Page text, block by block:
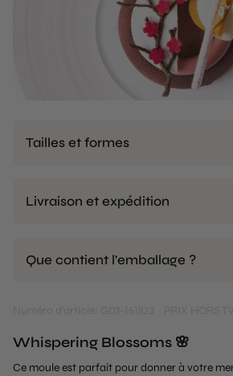
Tailles et formes
Livraison et expédition
Que contient l'emballage ?
Whispering Blossoms 🌸
Ce moule est parfait pour donner à votre